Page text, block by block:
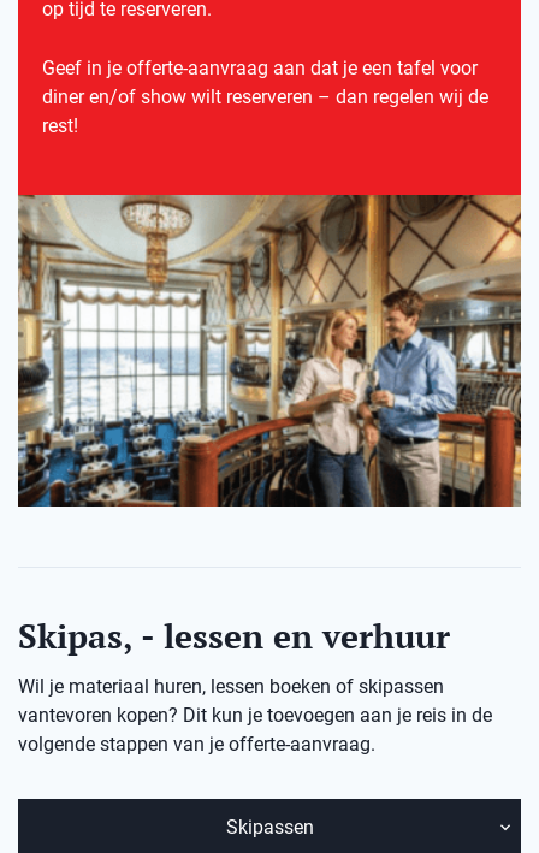
op tijd te reserveren.
Geef in je offerte-aanvraag aan dat je een tafel voor
diner en/of show wilt reserveren – dan regelen wij de
rest!
Skipas, - lessen en verhuur
Wil je materiaal huren, lessen boeken of skipassen
vantevoren kopen? Dit kun je toevoegen aan je reis in de
volgende stappen van je offerte-aanvraag.
Skipassen